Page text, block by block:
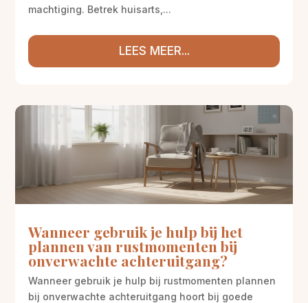
machtiging. Betrek huisarts,...
LEES MEER...
Wanneer gebruik je hulp bij het
plannen van rustmomenten bij
onverwachte achteruitgang?
Wanneer gebruik je hulp bij rustmomenten plannen
bij onverwachte achteruitgang hoort bij goede